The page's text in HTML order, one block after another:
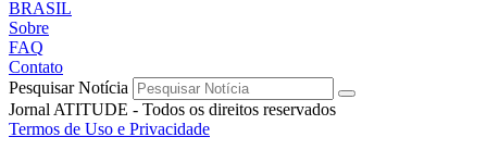
BRASIL
Sobre
FAQ
Contato
Pesquisar Notícia
Jornal ATITUDE - Todos os direitos reservados
Termos de Uso e Privacidade